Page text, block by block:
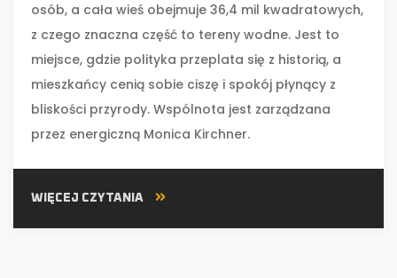
osób, a cała wieś obejmuje 36,4 mil kwadratowych,
z czego znaczna część to tereny wodne. Jest to
miejsce, gdzie polityka przeplata się z historią, a
mieszkańcy cenią sobie ciszę i spokój płynący z
bliskości przyrody. Wspólnota jest zarządzana
przez energiczną Monica Kirchner.
WIĘCEJ CZYTANIA